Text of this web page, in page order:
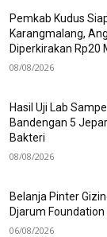
Pemkab Kudus
Karangmalang,
Diperkirakan Rp20
08/08/2026
Hasil Uji Lab
Bandengan 5
Bakteri
08/08/2026
Belanja Pinter
Djarum
06/08/2026